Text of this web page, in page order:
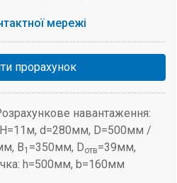
мережі
прорахунок
навантаження:
d=280мм, D=500мм /
B1 =350мм, Dотв=39мм,
h=500мм, b=160мм